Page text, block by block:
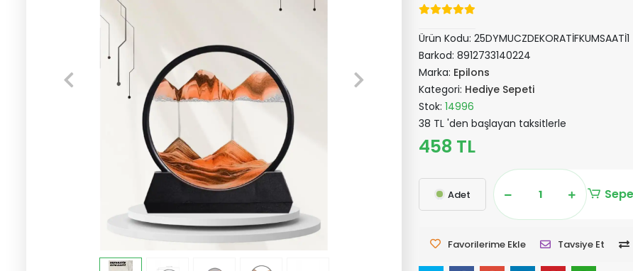
Ürün Kodu:25DYMUCZDEKORATİFKUMSAATİ1
Barkod:8912733140224
Marka: Epilons
Kategori: Hediye Sepeti
Stok:14996
38 TL 'den başlayan taksitlerle
458 TL
Adet
Favorilerime Ekle Tavsiye Et